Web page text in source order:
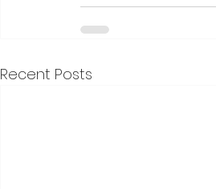
Recent Posts